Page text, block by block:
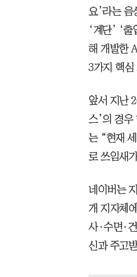
요’라는
‘계단’ ‘
해 개발한
3가지 핵심
앞서 지난
스’의 경우
는 “현재
로 쓰임새
네이버는
개 지자체
사·수면·
신과 주고